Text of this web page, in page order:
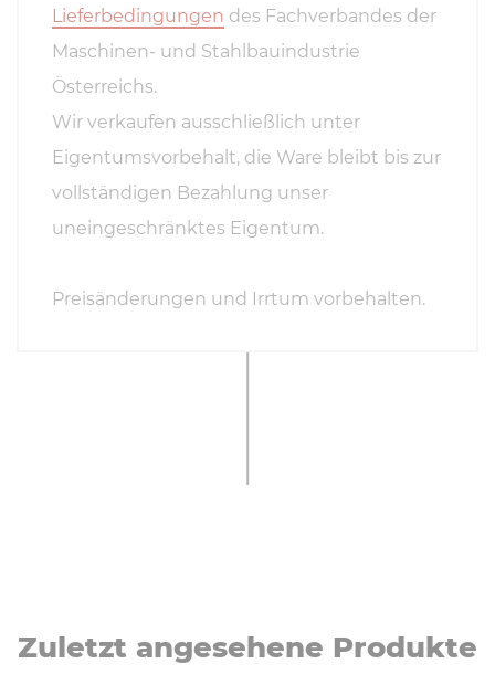
Lieferbedingungen des Fachverbandes der
Maschinen- und Stahlbauindustrie
Österreichs.
Wir verkaufen ausschließlich unter
Eigentumsvorbehalt, die Ware bleibt bis zur
vollständigen Bezahlung unser
uneingeschränktes Eigentum.
Preisänderungen und Irrtum vorbehalten.
Zuletzt angesehene Produkte